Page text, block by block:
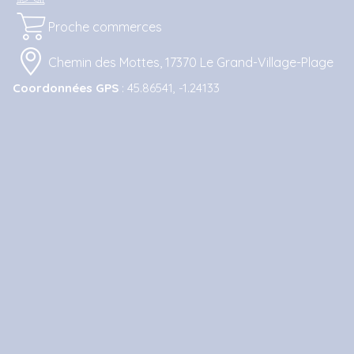
Proche commerces
Chemin des Mottes, 17370 Le Grand-Village-Plage
Coordonnées GPS : 45.86541, -1.24133